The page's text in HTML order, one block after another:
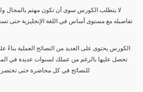
لا يتطلب الكورس سوى أن تكون مهتم بالمجال
تفاصيله مع مستوى أساس في اللغة الإنجليزية حتى
الكورس يحتوى على العديد من النصائح العملية بناءً
تحصل عليها بالرغم من عملك لسنوات عديدة في
للنصائح في كل محاضرة حتى